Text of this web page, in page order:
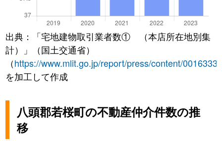
出典：「宅地建物取引業者数① （本店所在地別集
計）」（国土交通省）
（https://www.mlit.go.jp/report/press/content/
を加工して作成
八頭郡若桜町の不動産仲介件数の推
移